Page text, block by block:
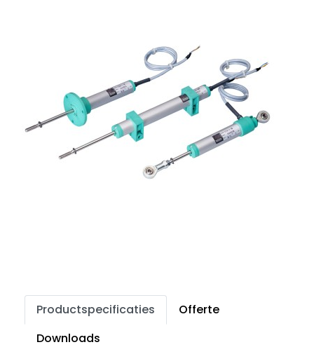
Productspecificaties
Offerte
Downloads